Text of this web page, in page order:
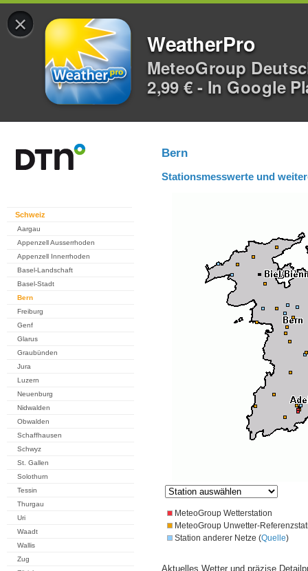
×
WeatherPro
MeteoGroup
2,99 € - In Google
Schweiz
Aargau
Appenzell Ausserrhoden
Appenzell Innerrhoden
Basel-Landschaft
Basel-Stadt
Bern
Freiburg
Genf
Glarus
Graubünden
Jura
Luzern
Neuenburg
Nidwalden
Obwalden
Schaffhausen
Schwyz
St. Gallen
Solothurn
Tessin
Thurgau
Uri
Waadt
Wallis
Zug
Bern
Stationsmesswerte und
MeteoGroup Wetterstation
MeteoGroup Unwetter-
Station anderer Netze (Quelle)
Aktuelles Wetter und präzise